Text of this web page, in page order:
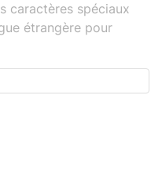
caractères spéciaux
étrangère pour